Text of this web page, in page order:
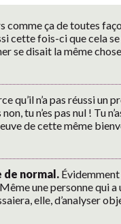
comme ça de toutes
cette fois-ci que cela
se disait la même
qu’il n’a pas réussi un
tu n’es pas nul ! Tu
de cette même
de normal.
une personne qui a
elle, d’analyser